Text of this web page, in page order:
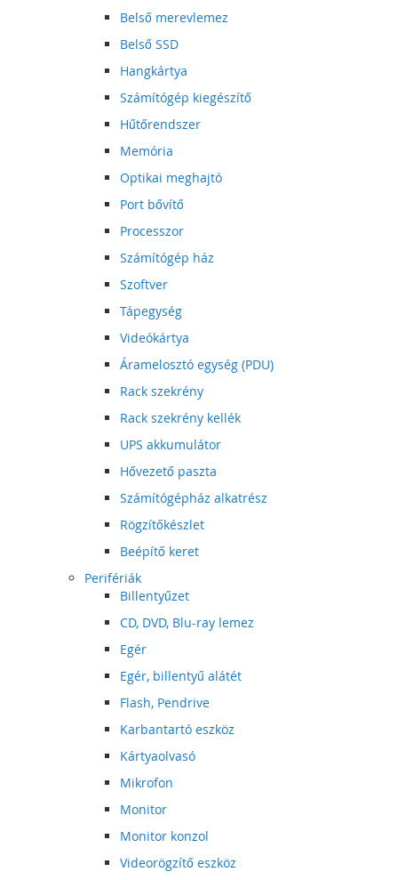
Belső merevlemez
Belső SSD
Hangkártya
Számítógép kiegészítő
Hűtőrendszer
Memória
Optikai meghajtó
Port bővítő
Processzor
Számítógép ház
Szoftver
Tápegység
Videókártya
Áramelosztó egység (PDU)
Rack szekrény
Rack szekrény kellék
UPS akkumulátor
Hővezető paszta
Számítógépház alkatrész
Rögzítőkészlet
Beépítő keret
Perifériák
Billentyűzet
CD, DVD, Blu-ray lemez
Egér
Egér, billentyű alátét
Flash, Pendrive
Karbantartó eszköz
Kártyaolvasó
Mikrofon
Monitor
Monitor konzol
Videorögzítő eszköz